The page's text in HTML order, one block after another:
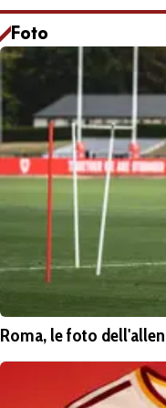
Foto
Roma, le foto